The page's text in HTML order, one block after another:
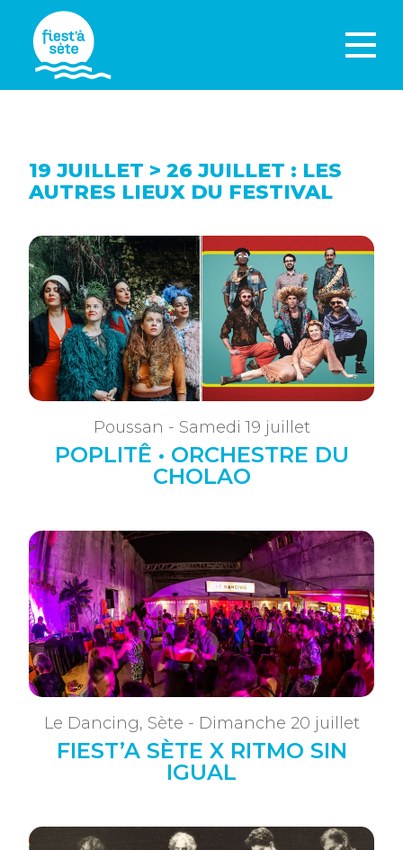
19 JUILLET > 26 JUILLET : LES
AUTRES LIEUX DU FESTIVAL
Poussan - Samedi 19 juillet
POPLITÊ • ORCHESTRE DU
CHOLAO
Le Dancing, Sète - Dimanche 20 juillet
FIEST’A SÈTE X RITMO SIN
IGUAL